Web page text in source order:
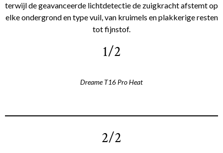
terwijl de geavanceerde lichtdetectie de zuigkracht afstemt op
elke ondergrond en type vuil, van kruimels en plakkerige resten
tot fijnstof.
1/2
Dreame T16 Pro Heat
2/2